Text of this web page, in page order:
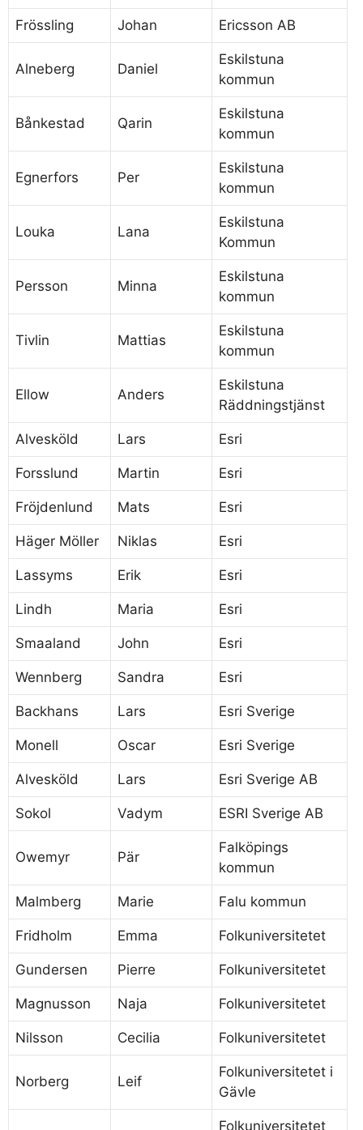
Frössling Johan Ericsson AB
Alneberg Daniel
Eskilstuna
kommun
Bånkestad Qarin
Eskilstuna
kommun
Egnerfors Per
Eskilstuna
kommun
Louka Lana
Eskilstuna
Kommun
Persson Minna
Eskilstuna
kommun
Tivlin Mattias
Eskilstuna
kommun
Ellow Anders
Eskilstuna
Räddningstjänst
Alvesköld Lars Esri
Forsslund Martin Esri
Fröjdenlund Mats Esri
Häger Möller Niklas Esri
Lassyms Erik Esri
Lindh Maria Esri
Smaaland John Esri
Wennberg Sandra Esri
Backhans Lars Esri Sverige
Monell Oscar Esri Sverige
Alvesköld Lars Esri Sverige AB
Sokol Vadym ESRI Sverige AB
Owemyr Pär
Falköpings
kommun
Malmberg Marie Falu kommun
Fridholm Emma Folkuniversitetet
Gundersen Pierre Folkuniversitetet
Magnusson Naja Folkuniversitetet
Nilsson Cecilia Folkuniversitetet
Norberg Leif
Folkuniversitetet i
Gävle
Folkuniversitetet